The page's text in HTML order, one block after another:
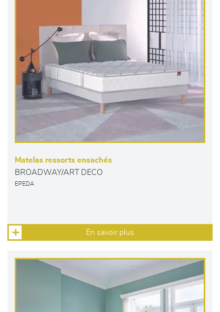
Matelas ressorts ensachés
BROADWAY/ART DECO
EPEDA
En savoir plus